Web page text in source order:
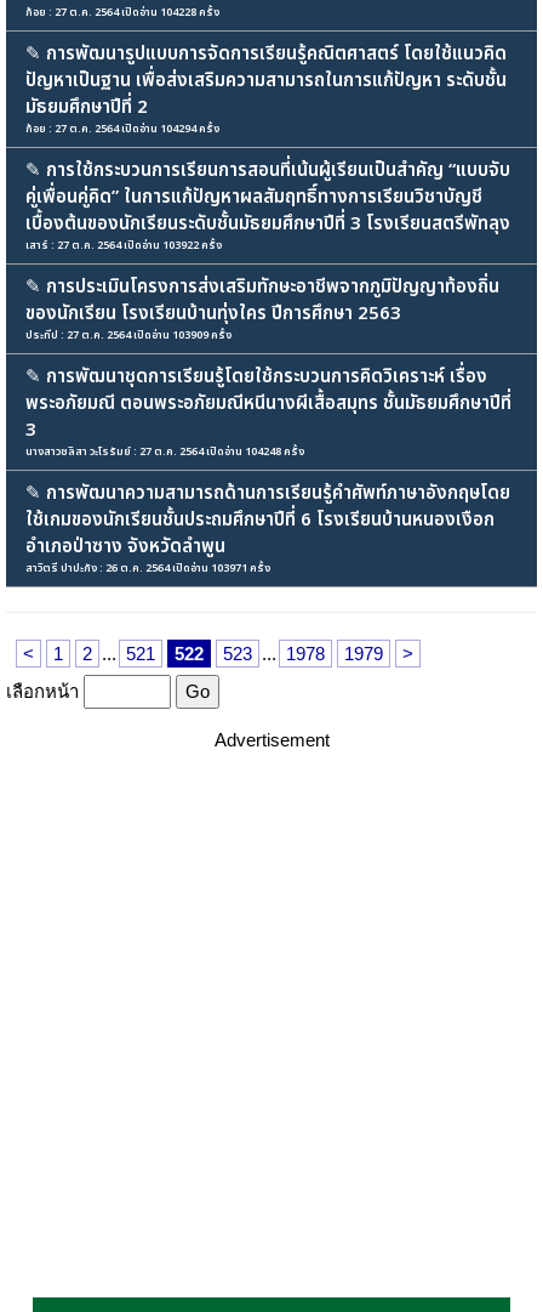
ก้อย : 27 ต.ค. 2564 เปิดอ่าน 104228 ครั้ง
✎ การพัฒนารูปแบบการจัดการเรียนรู้คณิตศาสตร์ โดยใช้แนวคิด
ปัญหาเป็นฐาน เพื่อส่งเสริมความสามารถในการแก้ปัญหา ระดับชั้น
มัธยมศึกษาปีที่ 2
ก้อย : 27 ต.ค. 2564 เปิดอ่าน 104294 ครั้ง
✎ การใช้กระบวนการเรียนการสอนที่เน้นผู้เรียนเป็นสำคัญ “แบบจับ
คู่เพื่อนคู่คิด” ในการแก้ปัญหาผลสัมฤทธิ์ทางการเรียนวิชาบัญชี
เบื้องต้นของนักเรียนระดับชั้นมัธยมศึกษาปีที่ 3 โรงเรียนสตรีพัทลุง
เสาร์ : 27 ต.ค. 2564 เปิดอ่าน 103922 ครั้ง
✎ การประเมินโครงการส่งเสริมทักษะอาชีพจากภูมิปัญญาท้องถิ่น
ของนักเรียน โรงเรียนบ้านทุ่งใคร ปีการศึกษา 2563
ประทีป : 27 ต.ค. 2564 เปิดอ่าน 103909 ครั้ง
✎ การพัฒนาชุดการเรียนรู้โดยใช้กระบวนการคิดวิเคราะห์ เรื่อง
พระอภัยมณี ตอนพระอภัยมณีหนีนางผีเสื้อสมุทร ชั้นมัธยมศึกษาปีที่
3
นางสาวชลิสา วะโรรัมย์ : 27 ต.ค. 2564 เปิดอ่าน 104248 ครั้ง
✎ การพัฒนาความสามารถด้านการเรียนรู้คำศัพท์ภาษาอังกฤษโดย
ใช้เกมของนักเรียนชั้นประถมศึกษาปีที่ 6 โรงเรียนบ้านหนองเงือก
อำเภอป่าซาง จังหวัดลำพูน
สาวิตรี ปาปะกัง : 26 ต.ค. 2564 เปิดอ่าน 103971 ครั้ง
< 1 2 ... 521 522 523 ... 1978 1979
>
เลือกหน้า
Advertisement